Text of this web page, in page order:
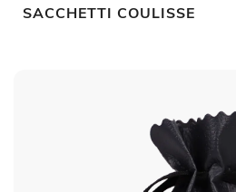
SACCHETTI COULISSE